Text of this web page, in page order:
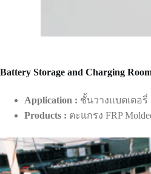
Battery Storage and Charging
Application : ชั้นวางแบตเตอ
Products : ตะแกรง FRP